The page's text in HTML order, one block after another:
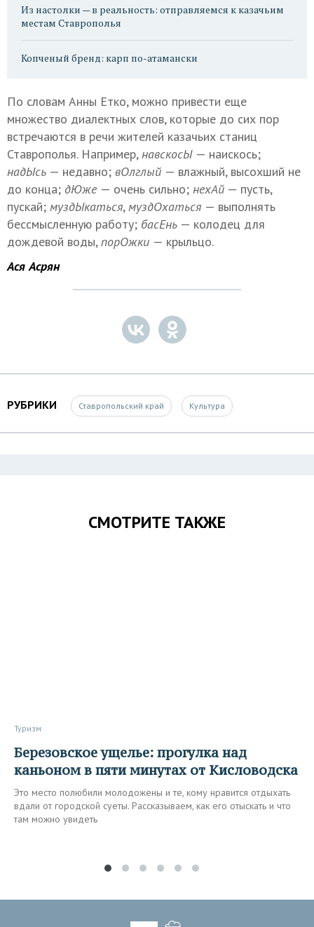
Из настолки — в реальность: отправляемся к казачьим
местам Ставрополья
Копченый бренд: карп по-атамански
По словам Анны Етко, можно привести еще
множество диалектных слов, которые до сих пор
встречаются в речи жителей казачьих станиц
Ставрополья. Например,навскосЫ — наискось;
надЫсь — недавно; вОлглый — влажный, высохший не
до конца; дЮже — очень сильно; нехАй — пусть,
пускай; муздЫкаться,муздОхаться — выполнять
бессмысленную работу; басЕнь — колодец для
дождевой воды,порОжки — крыльцо.
Ася Асрян
РУБРИКИ Ставропольский край Культура
СМОТРИТЕ ТАКЖЕ
Туризм
Березовское ущелье: прогулка над
каньоном в пяти минутах от Кисловодска
Это место полюбили молодожены и те, кому нравится отдыхать
вдали от городской суеты. Рассказываем, как его отыскать и что
там можно увидеть